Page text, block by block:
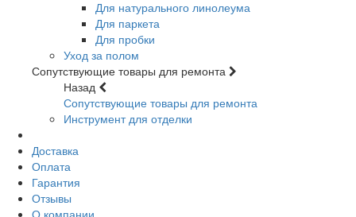
Для натурального линолеума
Для паркета
Для пробки
Уход за полом
Сопутствующие товары для ремонта
Назад
Сопутствующие товары для ремонта
Инструмент для отделки
Доставка
Оплата
Гарантия
Отзывы